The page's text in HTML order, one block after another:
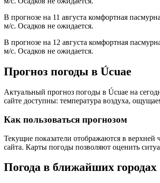
В прогнозе на 11 августа комфортная
м/с. Осадков не ожидается.
В прогнозе на 12 августа комфортная
м/с. Осадков не ожидается.
Прогноз погоды в Úcuaе
Актуальный прогноз погоды в Úcuaе на
сайте доступны: температура воздуха,
Как пользоваться прогнозом
Текущие показатели отображаются в
сайта. Карты погоды позволяют оценить
Погода в ближайших городах